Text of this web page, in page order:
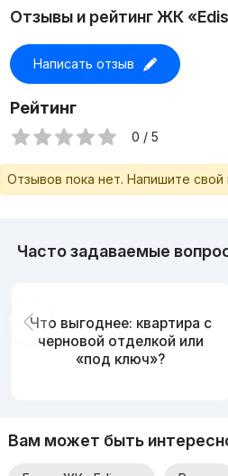
Отзывы и рейтинг ЖК
Написать отзыв
Рейтинг
0 / 5
Отзывов пока нет. Напишите свой
Часто задаваемые
Что выгоднее: квартира с
черновой отделкой или
«под ключ»?
Вам может быть